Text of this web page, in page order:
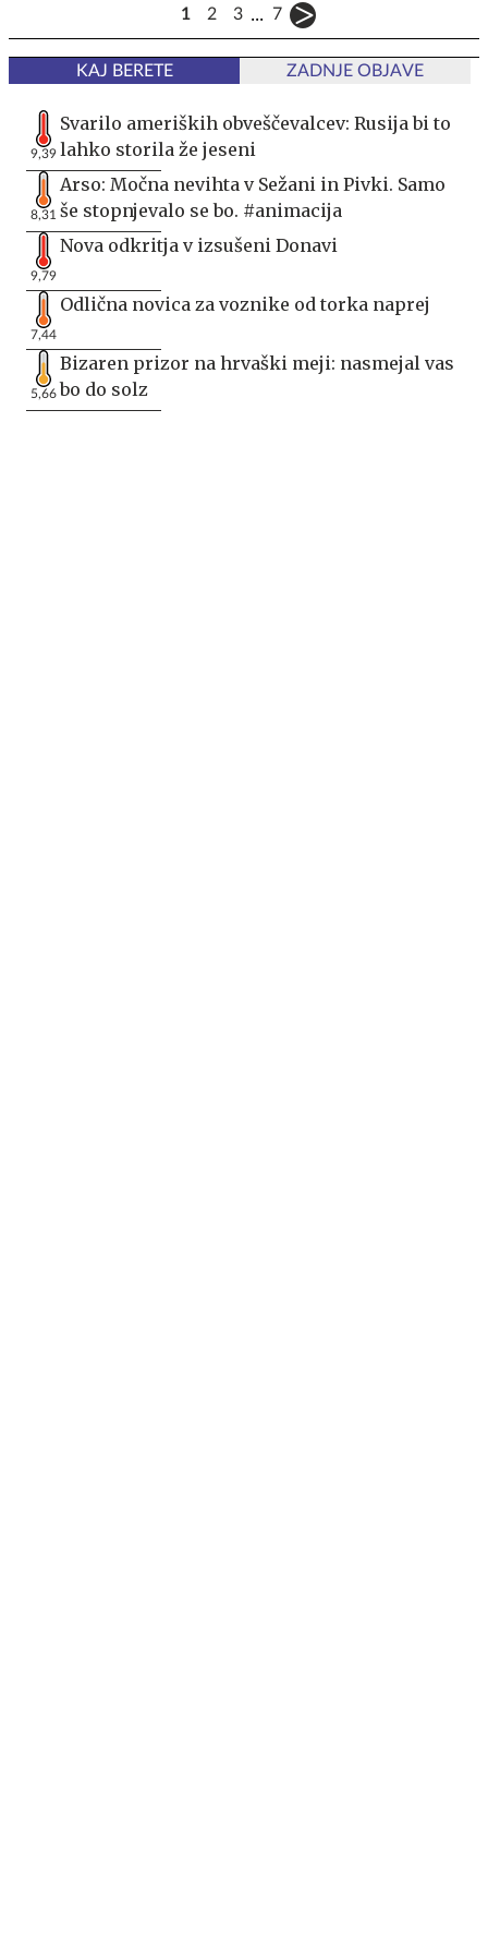
1 2 3 ... 7
KAJ BERETE ZADNJE OBJAVE
9,39
Svarilo ameriških obveščevalcev: Rusija bi to
lahko storila že jeseni
8,31
Arso: Močna nevihta v Sežani in Pivki. Samo
še stopnjevalo se bo. #animacija
9,79
Nova odkritja v izsušeni Donavi
7,44
Odlična novica za voznike od torka naprej
5,66
Bizaren prizor na hrvaški meji: nasmejal vas
bo do solz